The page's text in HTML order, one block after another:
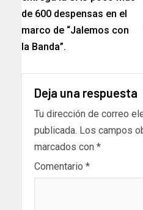
de 600 despensas en el
marco de “Jalemos con
la Banda”.
Deja una respuesta
Tu dirección de correo
publicada. Los campos
marcados con *
Comentario *